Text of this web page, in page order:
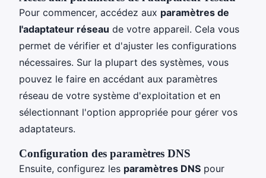
Pour commencer, accédez aux paramètres de
l'adaptateur réseau de votre appareil. Cela vous
permet de vérifier et d'ajuster les configurations
nécessaires. Sur la plupart des systèmes, vous
pouvez le faire en accédant aux paramètres
réseau de votre système d'exploitation et en
sélectionnant l'option appropriée pour gérer vos
adaptateurs.
Configuration des paramètres DNS
Ensuite, configurez les paramètres DNS pour